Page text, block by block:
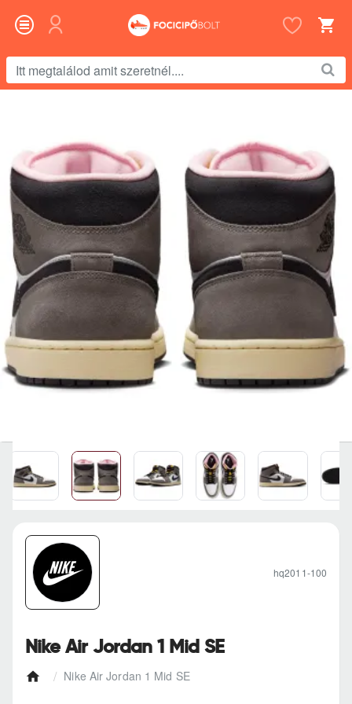
megtalálod
Nike Air Jordan 1 Mid SE
Nike Air Jordan 1 Mid SE
hq2011-100